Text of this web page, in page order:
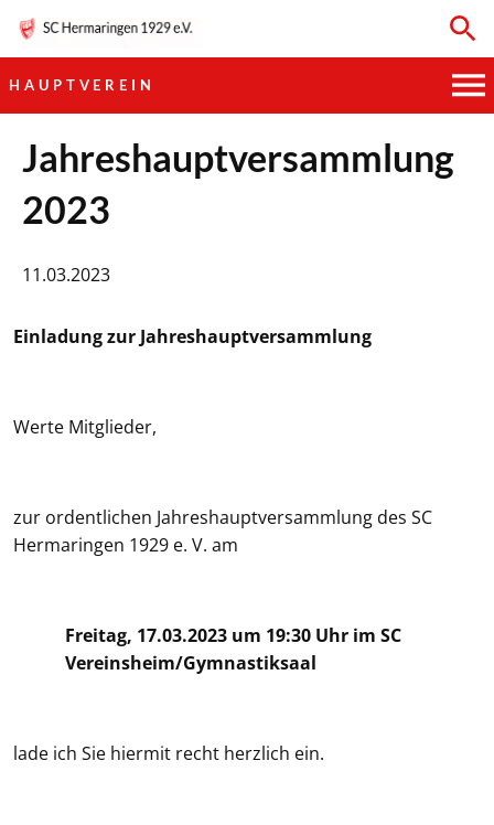
HAUPTVEREIN
HAUPTVEREIN
SPORTKEGELN
BOGENSCHIESSEN
Jahreshauptversammlung
2023
11.03.2023
Einladung zur Jahreshauptversammlung
Werte Mitglieder,
zur ordentlichen Jahreshauptversammlung des SC
Hermaringen 1929 e. V. am
Freitag, 17.03.2023 um 19:30 Uhr im SC
Vereinsheim/Gymnastiksaal
lade ich Sie hiermit recht herzlich ein.